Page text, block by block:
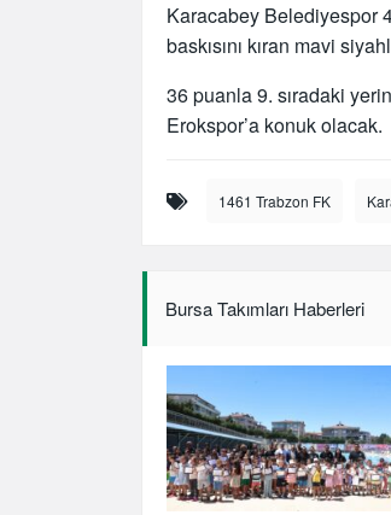
Karacabey Belediyespor
baskısını kıran mavi
36 puanla 9. sıradaki
Erokspor’a konuk olacak.
1461 Trabzon FK
Bursa Takımları Haberleri